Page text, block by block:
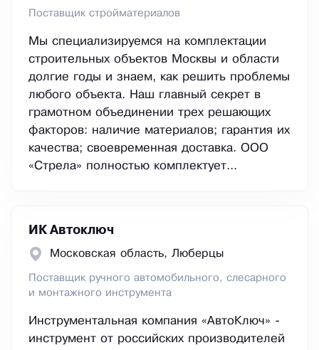
Поставщик стройматериалов
Мы специализируемся на комплектации
строительных объектов Москвы и области
долгие годы и знаем, как решить проблемы
любого объекта. Наш главный секрет в
грамотном объединении трех решающих
факторов: наличие материалов; гарантия их
качества; своевременная доставка. ООО
«Стрела» полностью комплектует...
ИК Автоключ
Московская область, Люберцы
Поставщик ручного автомобильного, слесарного
и монтажного инструмента
Инструментальная компания «АвтоКлюч» -
инструмент от российских производителей